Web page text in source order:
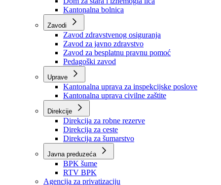
Ustanove
Centar za socijalni rad
Dom za stara i iznemogla lica
Kantonalna bolnica
Zavodi
Zavod zdravstvenog osiguranja
Zavod za javno zdravstvo
Zavod za besplatnu pravnu pomoć
Pedagoški zavod
Kantonalna uprava za inspekcijske poslove
Kantonalna uprava civilne zaštite
Direkcije
Direkcija za robne rezerve
Direkcija za ceste
Direkcija za šumarstvo
Javna preduzeća